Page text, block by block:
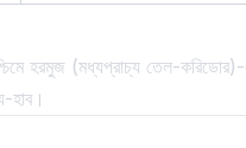
হরমুজ (মধ্যপ্রাচ্য তেল-
হাব।